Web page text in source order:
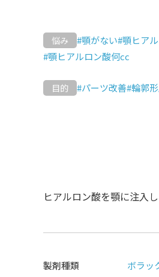
悩み #顎がない#顎ヒア
#顎ヒアルロン酸何cc
目的 #パーツ改善#輪郭
ヒアルロン酸を顎に注入
製剤種類 ボラッ